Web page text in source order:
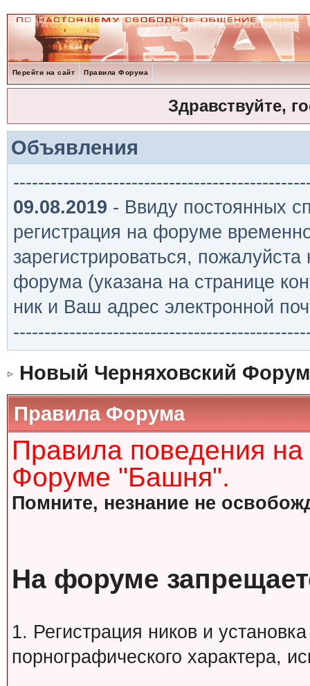
Перейти на сайт Правила Форума
Здравствуйте,
Объявления
09.08.2019 - Ввиду постоянных
регистрация на форуме
зарегистрироваться,
форума (указана на странице
ник и Ваш адрес электронной
Новый Черняховский Форум
Правила Форума
Правила поведения
Форуме "Башня".
Помните, незнание не
На форуме
1. Регистрация ников и
порнографического характера,